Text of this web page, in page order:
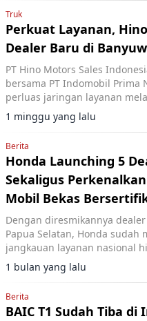
Truk
Perkuat Layanan,
Dealer Baru di
PT Hino Motors Sales
bersama PT Indomobil Prima
perluas jaringan layanan
terbaru Hino di Banyuwangi,
1 minggu yang lalu
Berita
Honda Launching 5
Sekaligus
Mobil Bekas
Dengan diresmikannya
Papua Selatan, Honda sudah
jangkauan layanan nasional
1 bulan yang lalu
Berita
BAIC T1 Sudah Tiba di